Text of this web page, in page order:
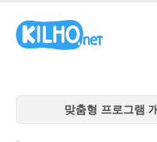
맞춤형 프로그램